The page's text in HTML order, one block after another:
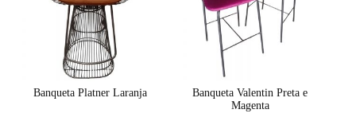
Banqueta Platner Laranja
Banqueta Valentin Preta e
Magenta